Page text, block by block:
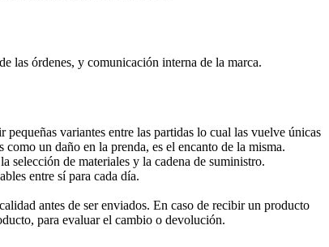
las órdenes, y comunicación interna de la marca.
variantes entre las partidas lo cual las vuelve únicas
un daño en la prenda, es el encanto de la misma.
selección de materiales y la cadena de suministro.
entre sí para cada día.
antes de ser enviados. En caso de recibir un producto
para evaluar el cambio o devolución.